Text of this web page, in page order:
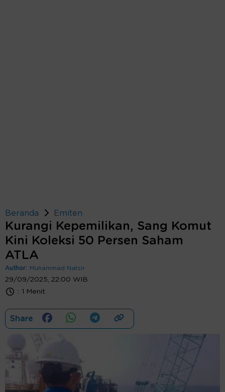
Beranda Emiten
Kurangi Kepemilikan, Sang Komut
Kini Koleksi 50 Persen Saham
ATLA
Author: Muhammad Natsir
29/09/2025, 22:00 WIB
: 1 Menit
Share